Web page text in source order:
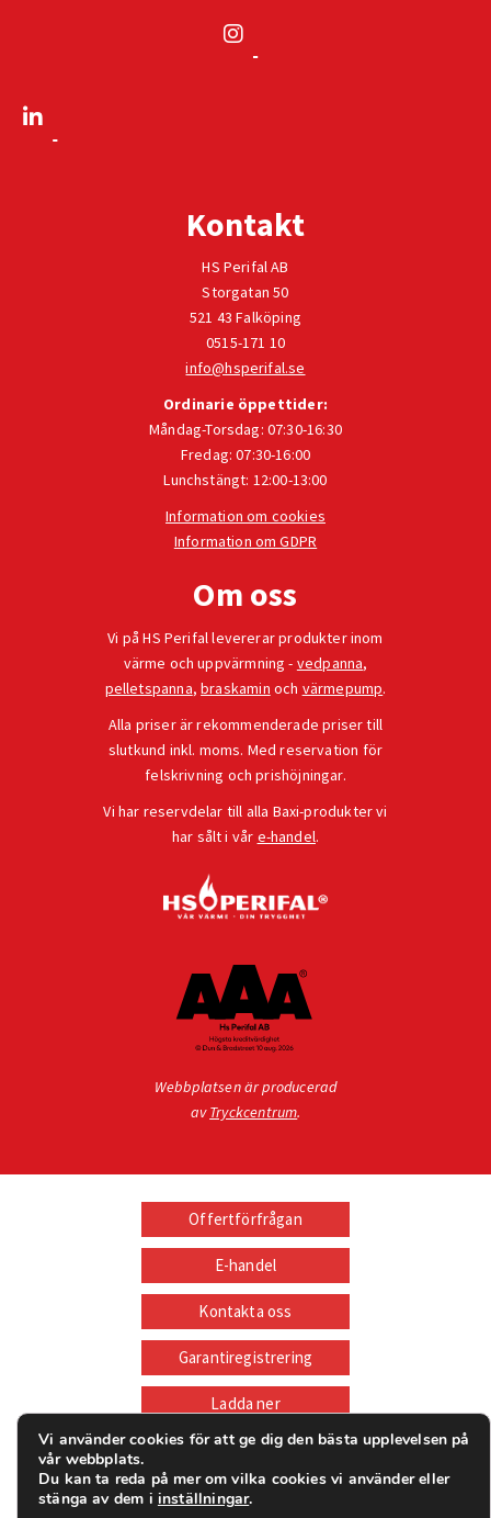
Kontakt
HS Perifal AB
Storgatan 50
521 43 Falköping
0515-171 10
info@hsperifal.se
Ordinarie öppettider:
Måndag-Torsdag: 07:30-16:30
Fredag: 07:30-16:00
Lunchstängt: 12:00-13:00
Information om cookies
Information om GDPR
Om oss
Vi på HS Perifal levererar produkter inom
värme och uppvärmning - vedpanna,
pelletspanna,braskamin och värmepump.
Alla priser är rekommenderade priser till
slutkund inkl. moms. Med reservation för
felskrivning och prishöjningar.
Vi har reservdelar till alla Baxi-produkter vi
har sålt i vår e-handel.
Webbplatsen är producerad
avTryckcentrum.
Offertförfrågan
E-handel
Kontakta oss
Garantiregistrering
Ladda ner
Supportportal
Vi använder cookies för att ge dig den bästa upplevelsen på
vår webbplats.
Du kan ta reda på mer om vilka cookies vi använder eller
stänga av dem i inställningar.